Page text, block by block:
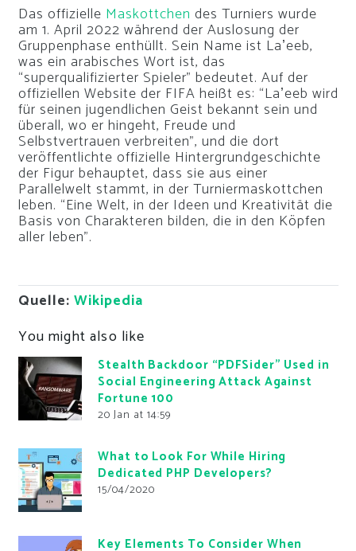
Das offizielle Maskottchen des Turniers wurde
am 1. April 2022 während der Auslosung der
Gruppenphase enthüllt. Sein Name ist Laʼeeb,
was ein arabisches Wort ist, das
“superqualifizierter Spieler” bedeutet. Auf der
offiziellen Website der FIFA heißt es: “Laʼeeb wird
für seinen jugendlichen Geist bekannt sein und
überall, wo er hingeht, Freude und
Selbstvertrauen verbreiten”, und die dort
veröffentlichte offizielle Hintergrundgeschichte
der Figur behauptet, dass sie aus einer
Parallelwelt stammt, in der Turniermaskottchen
leben. “Eine Welt, in der Ideen und Kreativität die
Basis von Charakteren bilden, die in den Köpfen
aller leben”.
Quelle: Wikipedia
You might also like
Stealth Backdoor “PDFSider” Used in
Social Engineering Attack Against
Fortune 100
20 Jan at 14:59
What to Look For While Hiring
Dedicated PHP Developers?
15/04/2020
Key Elements To Consider When